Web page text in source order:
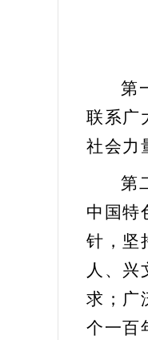
第
联系广
社会力
第
中国特
针， 坚
人、兴
求 ； 广
个一百